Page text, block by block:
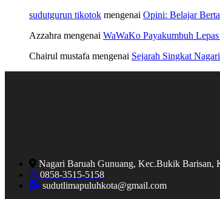
sudutgurun tikotok mengenai Opini: Belajar
Azzahra mengenai WaWaKo Payakumbuh
Chairul mustafa mengenai Sejarah Singkat
Nagari Baruah Gunuang, Kec.Bukik Barisan,
0858-3515-5158
sudutlimapuluhkota@gmail.com